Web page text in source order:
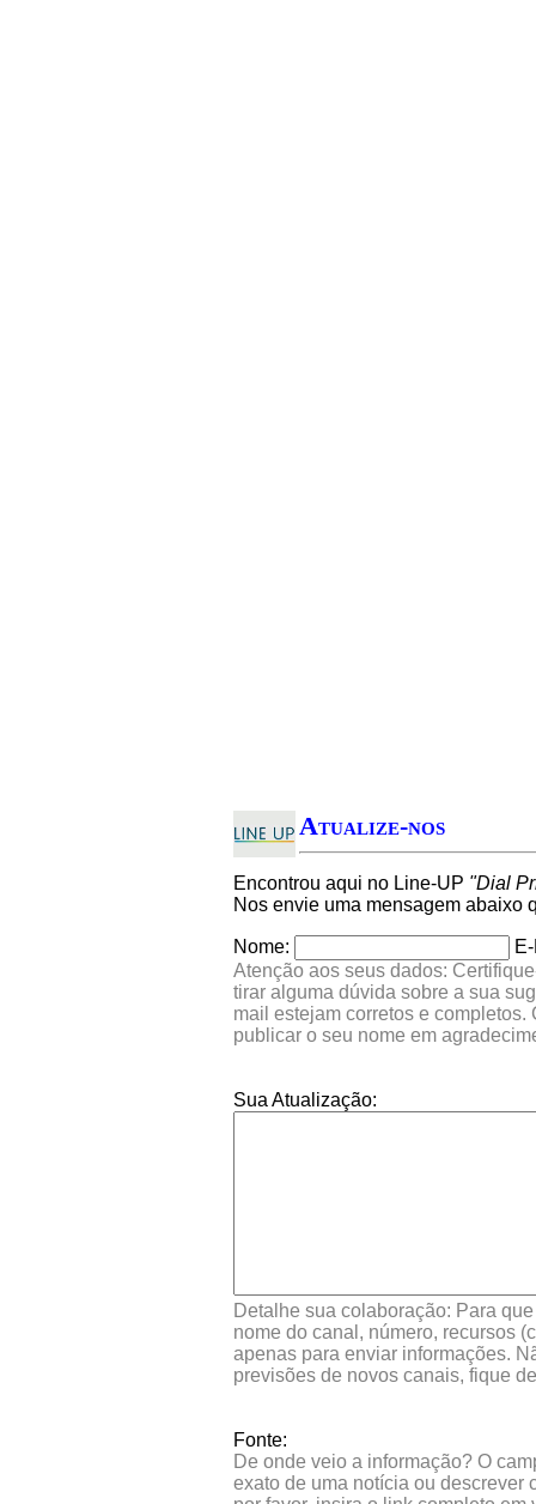
Atualize-nos
Encontrou aqui no Line-UP "Dial
Nos envie uma mensagem abaixo
Nome:
Atenção aos seus dados:
tirar alguma dúvida sobre a sua
mail estejam corretos e
publicar o seu nome em
Sua Atualização:
Detalhe sua colaboração: Para
nome do canal, número, recursos
apenas para enviar informações.
previsões de novos canais, fique
Fonte:
De onde veio a informação? O
exato de uma notícia ou descrever